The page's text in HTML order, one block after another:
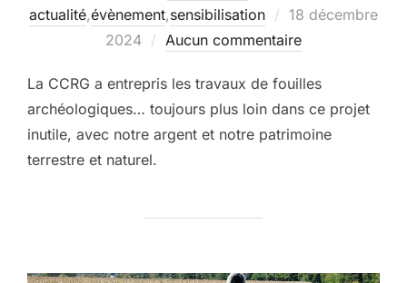
actualité,évènement,sensibilisation
Publié
le
18 décembre
2024
Aucun commentaire
La CCRG a entrepris les travaux de fouilles
archéologiques… toujours plus loin dans ce projet
inutile, avec notre argent et notre patrimoine
terrestre et naturel.